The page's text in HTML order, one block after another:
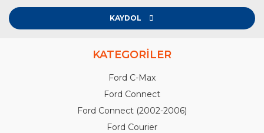
KAYDOL
KATEGORİLER
Ford C-Max
Ford Connect
Ford Connect (2002-2006)
Ford Courier